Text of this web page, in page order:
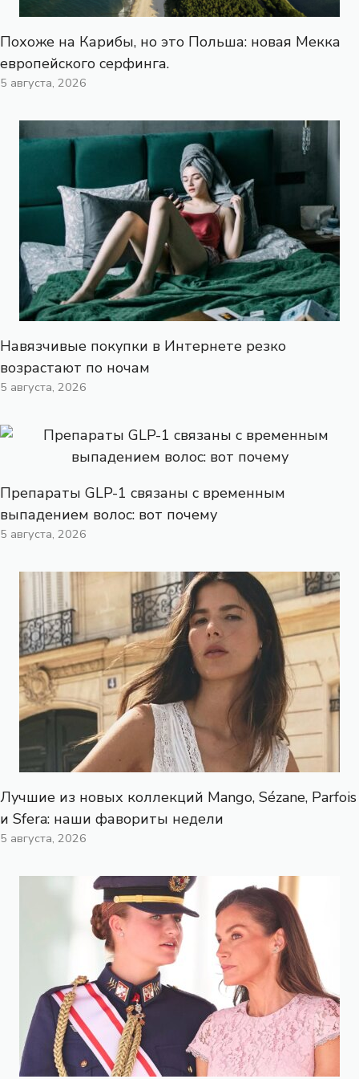
Похоже на Карибы, но это Польша: новая Мекка
европейского серфинга.
5 августа, 2026
Навязчивые покупки в Интернете резко
возрастают по ночам
5 августа, 2026
Препараты GLP-1 связаны с временным
выпадением волос: вот почему
5 августа, 2026
Лучшие из новых коллекций Mango, Sézane, Parfois
и Sfera: наши фавориты недели
5 августа, 2026